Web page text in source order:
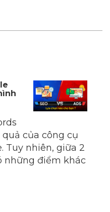
của công cụ
Tuy nhiên, giữa 2
những điểm khác